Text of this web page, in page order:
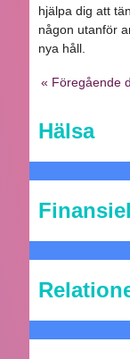
hjälpa dig att
någon utanför
nya håll.
« Föregående
Hälsa